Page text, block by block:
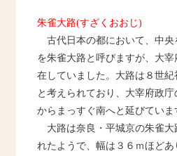
朱雀大路(すざくおおじ)
古代日本の都において、中央
を朱雀大路と呼びますが、大
在していました。大路は８世
と考えられており、大宰府政
からまっすぐ南へと延びていま
大路は奈良・平城京の朱雀大
れたようで、幅は３６ｍほど